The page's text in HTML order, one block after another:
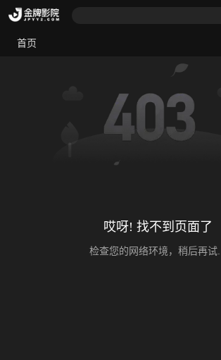
首页
哎呀! 找不到页面了
检查您的网络环境，稍后再试...